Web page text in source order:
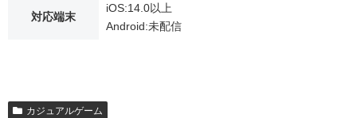
対応端末
iOS:14.0以上
Android:未配信
カジュアルゲーム